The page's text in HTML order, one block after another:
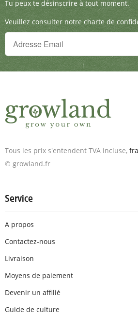
Tu peux te désinscrire à tout moment.
Veuillez consulter notre charte de
Tu ne peux plus rien manquer !
Inscris-toi à la newsletter & reçois des
Tous les prix s'entendent TVA incluse,
© growland.fr
Service
A propos
Contactez-nous
Livraison
Moyens de paiement
Devenir un affilié
Guide de culture